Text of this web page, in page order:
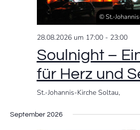
© St.-
28.08.2026 um 17:00- 23:00
Soulnight –
für Herz und
St.-Johannis-Kirche Soltau,
September 2026